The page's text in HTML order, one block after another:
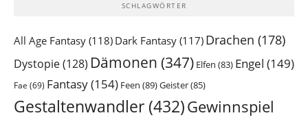
SCHLAGWÖRTER
All Age Fantasy (118) Dark Fantasy (117) Drachen (178)
Dystopie(128) Dämonen (347) Elfen (83) Engel (149)
Fae (69) Fantasy(154) Feen (89)Geister(85)
Gestaltenwandler (432)Gewinnspiel